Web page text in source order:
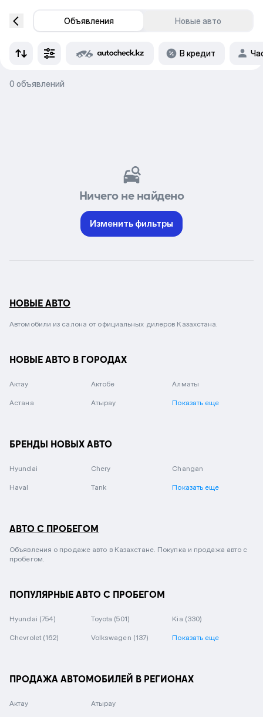
Объявления Новые авто
В кредит
0 объявлений
Ничего не найдено
Изменить фильтры
НОВЫЕ АВТО
Автомобили из салона от официальных дилеров Казахстана.
НОВЫЕ АВТО В ГОРОДАХ
Актау Актобе Алматы
Астана Атырау Показать еще
БРЕНДЫ НОВЫХ АВТО
Hyundai Chery Changan
Haval Tank Показать еще
АВТО С ПРОБЕГОМ
Объявления о продаже авто в Казахстане. Покупка и продажа авто с
пробегом.
ПОПУЛЯРНЫЕ АВТО С ПРОБЕГОМ
Hyundai (754) Toyota (501) Kia (330)
Chevrolet (162) Volkswagen (137) Показать еще
ПРОДАЖА АВТОМОБИЛЕЙ В РЕГИОНАХ
Актау Атырау